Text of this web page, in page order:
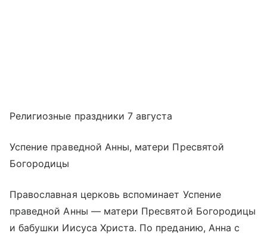
Религиозные праздники 7 августа
Успение праведной Анны, матери Пресвятой
Богородицы
Православная церковь вспоминает Успение
праведной Анны — матери Пресвятой Богородицы
и бабушки Иисуса Христа. По преданию, Анна с